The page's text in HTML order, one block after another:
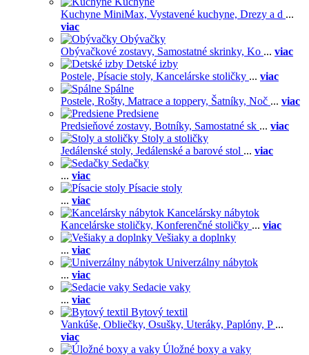
Kuchyne MiniMax, Vystavené kuchyne, Drezy a d ...
viac
Obývačky
Obývačkové zostavy, Samostatné skrinky, Ko ... viac
Detské izby
Postele, Písacie stoly, Kancelárske stoličky ... viac
Spálne
Postele, Rošty, Matrace a toppery, Šatníky, Noč ... viac
Predsiene
Predsieňové zostavy, Botníky, Samostatné sk ... viac
Stoly a stoličky
Jedálenské stoly, Jedálenské a barové stol ... viac
Sedačky
... viac
Písacie stoly
... viac
Kancelársky nábytok
Kancelárske stoličky, Konferenčné stoličky ... viac
Vešiaky a doplnky
... viac
Univerzálny nábytok
... viac
Sedacie vaky
... viac
Bytový textil
Vankúše, Obliečky, Osušky, Uteráky, Paplóny, P ...
viac
Úložné boxy a vaky